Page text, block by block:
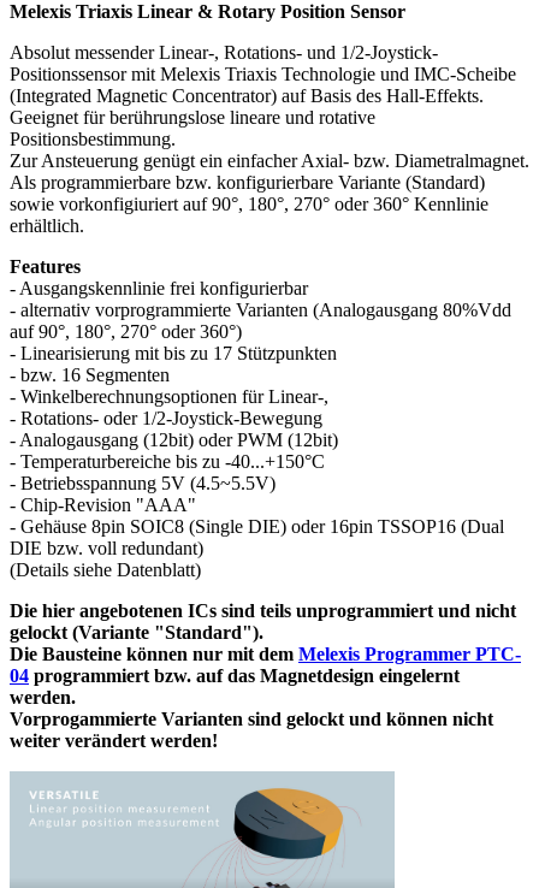
Melexis Triaxis Linear & Rotary Position Sensor
Absolut messender Linear-, Rotations- und 1/2-Joystick-
Positionssensor mit Melexis Triaxis Technologie und IMC-Scheibe
(Integrated Magnetic Concentrator) auf Basis des Hall-Effekts.
Geeignet für berührungslose lineare und rotative
Positionsbestimmung.
Zur Ansteuerung genügt ein einfacher Axial- bzw. Diametralmagnet.
Als programmierbare bzw. konfigurierbare Variante (Standard)
sowie vorkonfigiuriert auf 90°, 180°, 270° oder 360° Kennlinie
erhältlich.
Features
- Ausgangskennlinie frei konfigurierbar
- alternativ vorprogrammierte Varianten (Analogausgang 80%Vdd
auf 90°, 180°, 270° oder 360°)
- Linearisierung mit bis zu 17 Stützpunkten
- bzw. 16 Segmenten
- Winkelberechnungsoptionen für Linear-,
- Rotations- oder 1/2-Joystick-Bewegung
- Analogausgang (12bit) oder PWM (12bit)
- Temperaturbereiche bis zu -40...+150°C
- Betriebsspannung 5V (4.5~5.5V)
- Chip-Revision "AAA"
- Gehäuse 8pin SOIC8 (Single DIE) oder 16pin TSSOP16 (Dual
DIE bzw. voll redundant)
(Details siehe Datenblatt)
Die hier angebotenen ICs sind teils unprogrammiert und nicht
gelockt (Variante "Standard").
Die Bausteine können nur mit dem Melexis Programmer PTC-
04 programmiert bzw. auf das Magnetdesign eingelernt
werden.
Vorprogammierte Varianten sind gelockt und können nicht
weiter verändert werden!